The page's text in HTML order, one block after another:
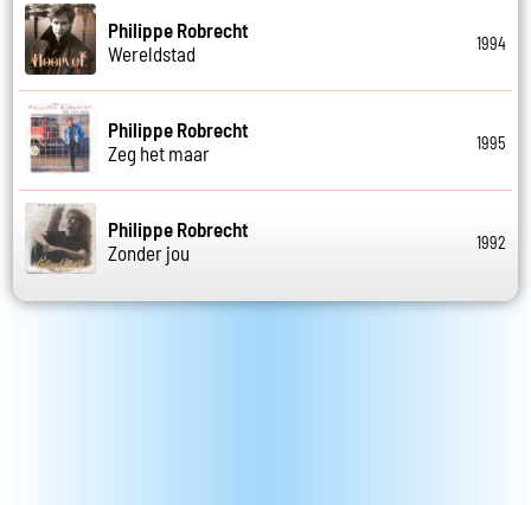
Philippe Robrecht
Wereldstad
1994
Philippe Robrecht
Zeg het maar
1995
Philippe Robrecht
Zonder jou
1992